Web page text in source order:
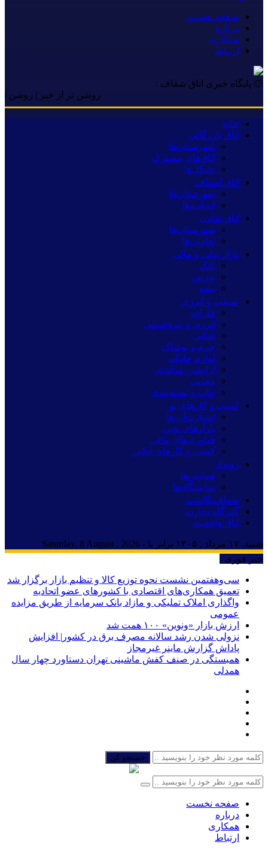
صفحه نخست
درباره
همکاری
ارتباط
۞ پایگاه خبری اتاق شفاف :
روشن تر از خبر | روشن تر از
خانه
اتاق بازرگانی
شهرستان‌ها
اتاق‌های مشترک
تشکل‌ها
اتاق اصناف
شهرستان‌ها
اتحادیه‌ها
اتاق تعاون
شهرستان‌ها
تعاونی‌ها
بازار پولی و مالی
بانک
بورس
بیمه
صنعت و انرژی
فلزات
انرژی و پتروشیمی
غذایی
چرم و پوشاک
لوازم خانگی
آرایشی بهداشتی
معدنی
چاپ و بسته‌بندی
کسب و کارهای نو
استارت‌آپ‌ها
بازارهای نوین
فناوری‌های مالی
کسب و کارهای آنلاین
رویداد
همایش‌ها
نمایشگاه‌ها
شفاف‌نگاشت
گذرگاه تجارت
اتاق واقعیت
شنبه, ۱۷ مرداد , ۱۴۰۵ برابر با - Saturday, 8 August , 2026
خبر فوری :
سی‌و‌هفتمین نشست نحوه توزیع کالا و تنظیم بازار برگزار شد
تعمیق همکاری‌های اقتصادی با کشورهای عضو اتحادیه
واگذاری املاک تملیکی و مازاد بانک سرمایه از طریق مزایده
عمومی
ارزش بازار «ونوین» ۱۰۰ همت شد
نزولی شدن رشد سالانه مصرف برق در کشور| افزایش
پاداش گزارش ماینر غیرمجاز
همبستگی در صنف کفش ماشینی تهران دستاورد چهار سال
همدلی
جستجو کن
صفحه نخست
درباره
همکاری
ارتباط